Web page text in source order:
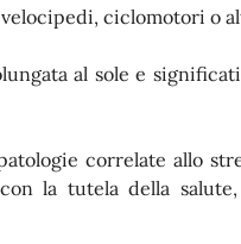
velocipedi, ciclomotori o
al sole e
correlate allo
la tutela della